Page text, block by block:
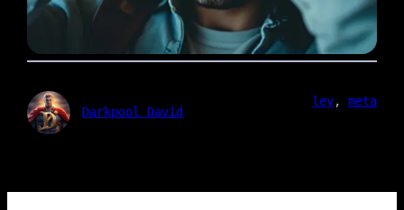
Darkpool David
ley, meta